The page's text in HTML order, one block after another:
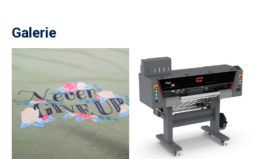
Galerie